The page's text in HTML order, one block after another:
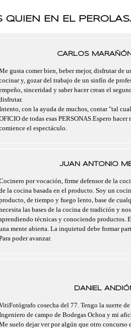
QUIEN EN EL PEROLAS.
CARLOS
gusta comer bien, beber mejor, disfrutar de
y, gozar del trabajo de un sinfín de
sinceridad y saber hacer crean el
con la ayuda de muchos, contar "tal
de todas esas PERSONAS.Espero
el espectáculo.
JUAN ANTONIO
por vocación, firme defensor de la
la cocina basada en el producto. Soy un
de tiempo y fuego lento, base de
las bases de la cocina de tradición y
técnicas y conociendo productos.
mente abierta. La inquietud debe formar
poder avanzar.
DANIEL
cosecha del 77. Tengo la suerte
de campo de Bodegas Ochoa y mi
suelo dejar ver por algún que otro concurso